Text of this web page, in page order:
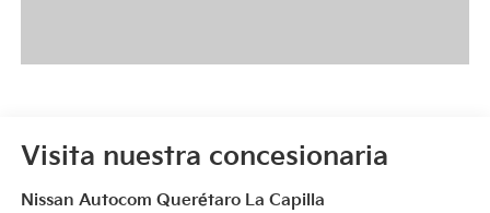
Visita nuestra concesionaria
Nissan Autocom Querétaro La Capilla